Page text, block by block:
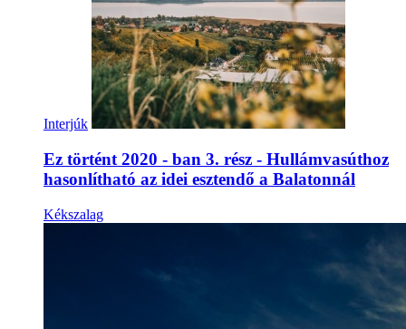
Interjúk
Ez történt 2020 - ban 3. rész - Hullámvasúthoz
hasonlítható az idei esztendő a Balatonnál
Kékszalag